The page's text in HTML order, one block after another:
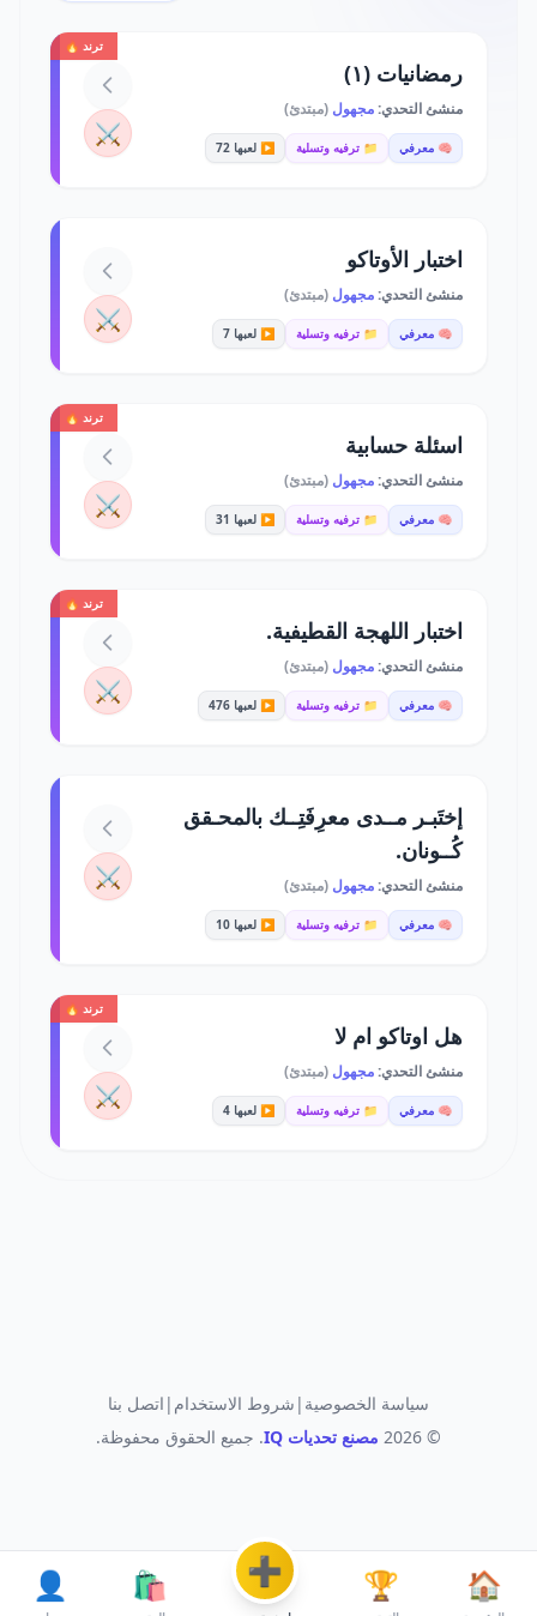
ترند 🔥
رمضانيات (١)
منشئ التحدي:مجهول (مبتدئ)
🧠 معرفي 📁 ترفيه وتسلية ▶️ لعبها 72 ⚔️
اختبار الأوتاكو
منشئ التحدي:مجهول (مبتدئ)
🧠 معرفي 📁 ترفيه وتسلية ▶️ لعبها 7 ⚔️
ترند 🔥
اسئلة حسابية
منشئ التحدي:مجهول (مبتدئ)
🧠 معرفي 📁 ترفيه وتسلية ▶️ لعبها 31 ⚔️
ترند 🔥
اختبار اللهجة القطيفية.
منشئ التحدي:مجهول (مبتدئ)
🧠 معرفي 📁 ترفيه وتسلية ▶️ لعبها 476 ⚔️
إختَبـر مــدى معرِفَتِــك بالمحـقق
كُــونان.
منشئ التحدي:مجهول (مبتدئ)
🧠 معرفي 📁 ترفيه وتسلية ▶️ لعبها 10
⚔️
ترند 🔥
هل اوتاكو ام لا
منشئ التحدي:مجهول (مبتدئ)
🧠 معرفي 📁 ترفيه وتسلية ▶️ لعبها 4 ⚔️
🏠
🏆
➕
🛍️
👤
سياسة الخصوصية | شروط الاستخدام | اتصل بنا
© 2026
مصنع تحديات IQ . جميع الحقوق محفوظة.